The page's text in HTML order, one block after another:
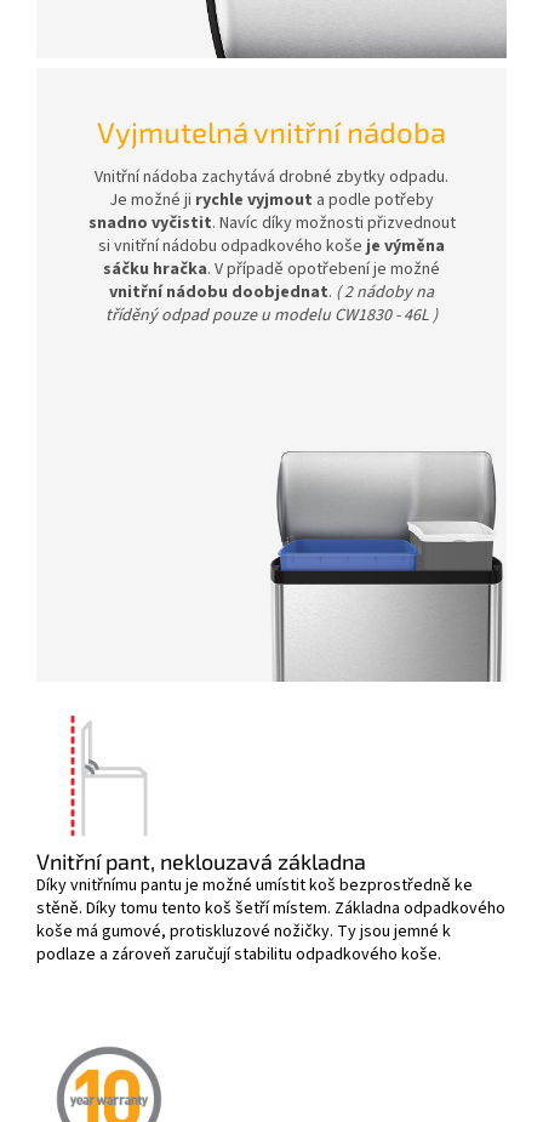
Vyjmutelná vnitřní nádoba
Vnitřní nádoba zachytává drobné zbytky odpadu.
Je možné ji rychle vyjmout a podle potřeby
snadno vyčistit. Navíc díky možnosti přizvednout
si vnitřní nádobu odpadkového koše je výměna
sáčku hračka. V případě opotřebení je možné
vnitřní nádobu doobjednat. ( 2 nádoby na
tříděný odpad pouze u modelu CW1830 - 46L )
Vnitřní pant, neklouzavá základna
Díky vnitřnímu pantu je možné umístit koš bezprostředně ke
stěně. Díky tomu tento koš šetří místem. Základna odpadkového
koše má gumové, protiskluzové nožičky. Ty jsou jemné k
podlaze a zároveň zaručují stabilitu odpadkového koše.